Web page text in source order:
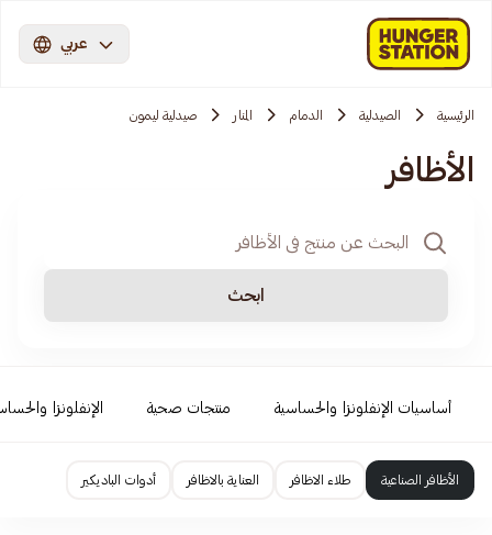
عربي
الرئيسية الصيدلية الدمام المنار صيدلية ليمون
الأظافر
ابحث
أساسيات الإنفلونزا والحساسية منتجات صحية الإنفلونزا
الأظافر الصناعية طلاء الاظافر العناية بالاظافر أدوات الباديكير